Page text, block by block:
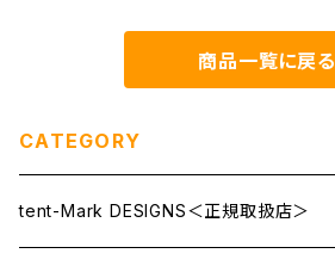
商品一覧に戻る
CATEGORY
tent-Mark DESIGNS＜正規取扱店＞